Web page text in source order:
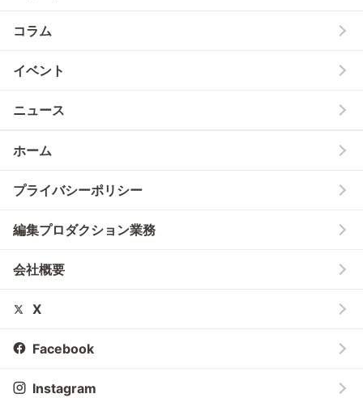
コラム
イベント
ニュース
ホーム
プライバシーポリシー
編集プロダクション業務
会社概要
X
Facebook
Instagram